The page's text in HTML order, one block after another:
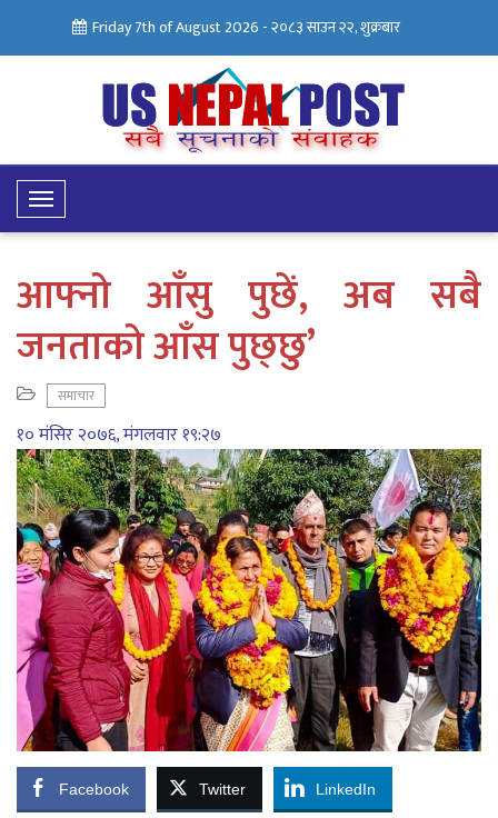
Friday 7th of August 2026 -२०८३ साउन २२, शुक्रबार
Toggle
Navigation
आफ्नो आँसु पुछें, अब सबै
जनताको आँस पुछ्छु’
समाचार
१० मंसिर २०७६, मंगलवार १९:२७
Facebook Twitter LinkedIn